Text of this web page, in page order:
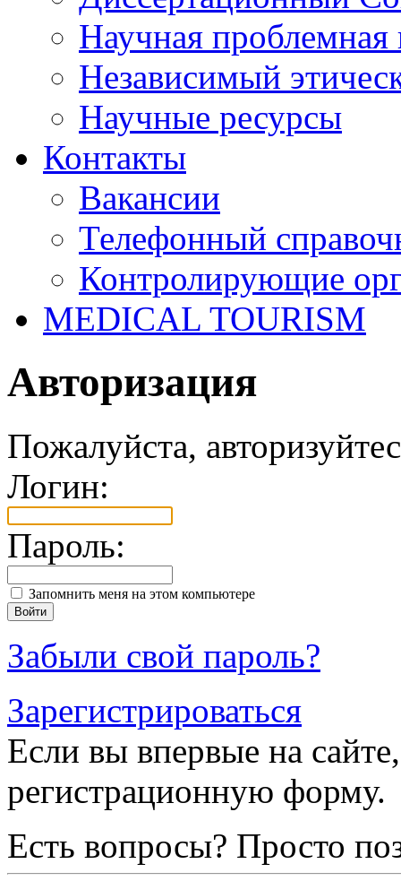
Научная проблемная
Независимый
Научные ресурсы
Контакты
Вакансии
Телефонный
Контролирующие
MEDICAL TOURISM
Авторизация
Пожалуйста,
Логин:
Пароль:
Запомнить меня на этом компьютере
Забыли свой пароль?
Зарегистрироваться
Если вы впервые на
регистрационную форму.
Есть вопросы? Просто